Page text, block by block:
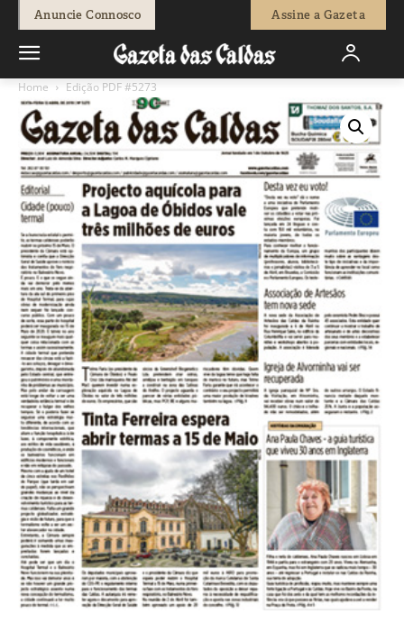
Anuncie Connosco Assine a Gazeta
Home Edição PDF #5273